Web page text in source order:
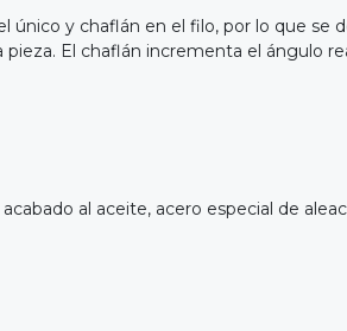
y chaflán en el filo, por lo que se
El chaflán incrementa el ángulo
al aceite, acero especial de